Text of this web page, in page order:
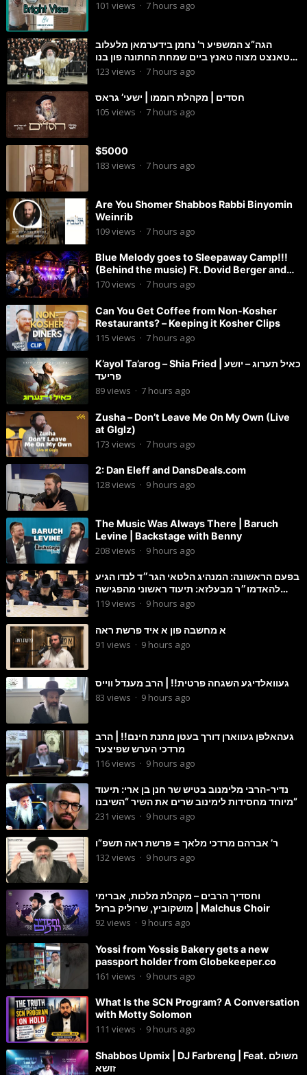
101 views · 7 hours ago
הגה”צ המשפיע ר’ נחמן בידערמאן מלעלוב
טאנצט מצוה טאנץ ביים שמחת החתונה פון בנו
החתן
123 views · 7 hours ago
חסדים | מקהלת רוממו | ישעי’ גראס
105 views · 7 hours ago
$5000
183 views · 7 hours ago
Are You Shomer Shabbos Rabbi Binyomin
Weinrib
109views · 7 hours ago
Blue Melody goes to Sleepaway Camp!!!
(Behind the music) Ft. Dovid Berger and
Chaim Brown
170views · 7 hours ago
Can You Get Coffee from Non-Kosher
Restaurants? – Keeping it Kosher Clips
115 views · 7 hours ago
K’ayol Ta’arog – Shia Fried | כאיל תערוג – יושע
פריעד
89views · 7 hours ago
Zusha – Don’t Leave Me On My Own (Live
at Glglz)
173 views · 7 hours ago
2: Dan Eleff and DansDeals.com
128views · 9 hours ago
The Music Was Always There | Baruch
Levine | Backstage with Benny
208views · 9 hours ago
בפעם הראשונה: המנהיג הלטאי הגר״ד לנדו הגיע
להאדמו״ר מבעלזא: תיעוד ראשוני מהפגישה
הנדירה
119views · 9 hours ago
א מחשבה פון א איד פרשת ראה
91 views · 9 hours ago
געוואלדיגע השגחה פרטית!! | הרב מענדל ווייס
83 views · 9 hours ago
געהאלפן געווארן דורך בעטן מתנת חינם!! | הרב
מרדכי הערש שפיצער
116views · 9 hours ago
נדיר-הרבי מלימנוב בטיש שר חנן בן ארי: תיעוד
מיוחד מחסידות לימינוב שרים את השיר “השיבנו”
231 views · 9 hours ago
ר’ אברהם מרדכי מלאך = פרשת ראה תשפ”ו
132 views · 9 hours ago
וחסדיך הרבים – מקהלת מלכות, אברימי
מושקוביץ, שרוליק ברזל | Malchus Choir
92views · 9 hours ago
Yossi from Yossis Bakery gets a new
passport holder from Globekeeper.co
161 views · 9 hours ago
What Is the SCN Program? A Conversation
with Motty Solomon
111 views · 9 hours ago
Shabbos Upmix | DJ Farbreng | Feat. משולם
זושא